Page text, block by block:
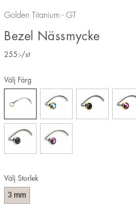
Golden Titanium - GT
Bezel Nässmycke
255:-/st
Välj Storlek
3 mm
Välj Färg